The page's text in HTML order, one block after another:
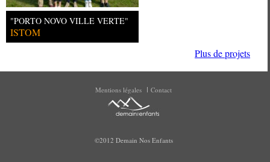
"PORTO NOVO VILLE VERTE"
ISTOM
Plus de projets
Mentions légales Contact
©2012 Demain Nos Enfants